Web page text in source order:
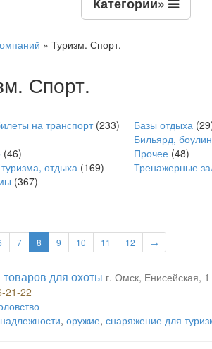
» Туризм. Спорт.
Спорт.
на транспорт(233) Базы отдыха
Бильярд,
(46) Прочее (48)
отдыха (169)
Тренажерные
(367)
7 8 9 10 11 12 →
для охоты г. Омск, Енисейская, 1
21-22
, оружие, снаряжение для